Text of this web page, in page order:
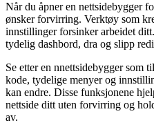
Når du åpner en nettsidebygger
ønsker forvirring. Verktøy som
innstillinger forsinker arbeidet
tydelig dashbord, dra og slipp
Se etter en nnettsidebygger som
kode, tydelige menyer og
kan endre. Disse funksjonene
nettside ditt uten forvirring og
av.